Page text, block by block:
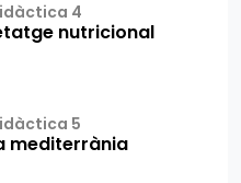
4
nutricional
5
mediterrània